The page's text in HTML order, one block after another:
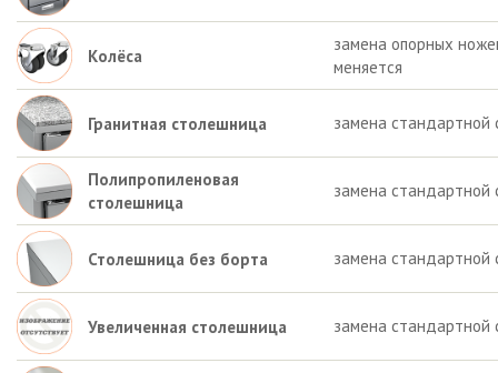
Колёса
замена опорных
меняется
Гранитная столешница замена стандартной
Полипропиленовая
столешница
замена стандартной
Столешница без борта замена стандартной
Увеличенная столешница замена стандартной